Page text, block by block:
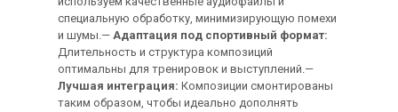
специальную обработку, минимизирующую помехи
и шумы.— Адаптация под спортивный формат:
Длительность и структура композиций
оптимальны для тренировок и выступлений.—
Лучшая интеграция: Композиции смонтированы
таким образом, чтобы идеально дополнять